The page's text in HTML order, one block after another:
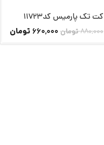
کت تک پارمیس کد11723
880,000تومان660,000 تومان